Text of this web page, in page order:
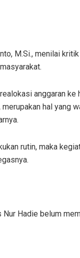
M.Si., menilai
anggaran
hal yang
rutin, maka
Nur Hadie belum